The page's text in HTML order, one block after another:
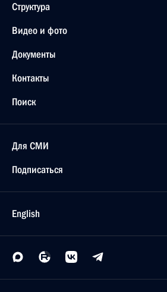
Структура
Видео и фото
Документы
Контакты
Поиск
Для СМИ
Подписаться
English